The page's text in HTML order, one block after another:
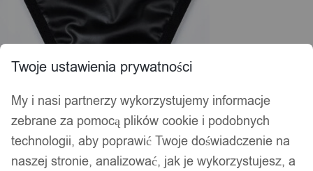
Twoje ustawienia prywatności
My i nasi partnerzy wykorzystujemy informacje
zebrane za pomocą plików cookie i podobnych
technologii, aby poprawić Twoje doświadczenie na
naszej stronie, analizować, jak je wykorzystujesz, a